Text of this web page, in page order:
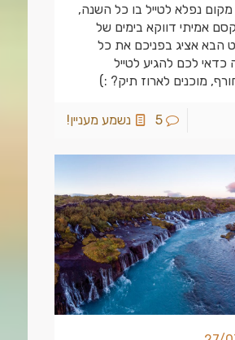
מקום נפלא לטייל בו כל השנה,
אמיתי דווקא בימים של
הבא אציג בפניכם את כל
כדאי לכם להגיע לטייל
מוכנים לארוז תיק? :)
5 נשמע מעניין!